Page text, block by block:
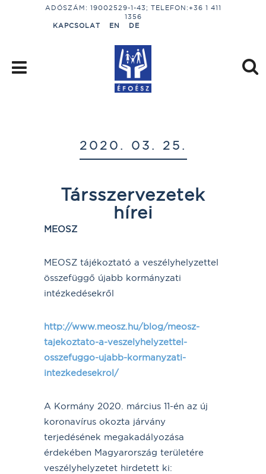
ADÓSZÁM: 19002529-1-43; TELEFON:+36 1 411
1356
KAPCSOLAT
EN DE
2020. 03. 25.
Társszervezetek
hírei
MEOSZ
MEOSZ tájékoztató a veszélyhelyzettel
összefüggő újabb kormányzati
intézkedésekről
http://www.meosz.hu/blog/meosz-
tajekoztato-a-veszelyhelyzettel-
osszefuggo-ujabb-kormanyzati-
intezkedesekrol/
A Kormány 2020. március 11-én az új
koronavírus okozta járvány
terjedésének megakadályozása
érdekében Magyarország területére
veszélyhelyzetet hirdetett ki: